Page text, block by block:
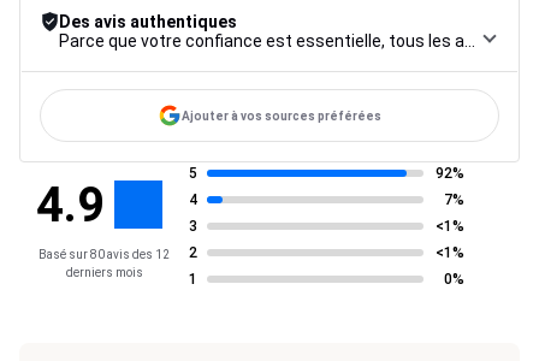
Des avis authentiques
Ajouter à vos sources préférées
4.9
Basé sur 80 avis des 12
derniers mois
5
92%
4
7%
3
<1%
2
<1%
1
0%